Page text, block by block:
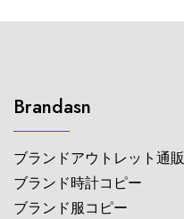
Brandasn
ブランドアウトレット通販
ブランド時計コピー
ブランド服コピー